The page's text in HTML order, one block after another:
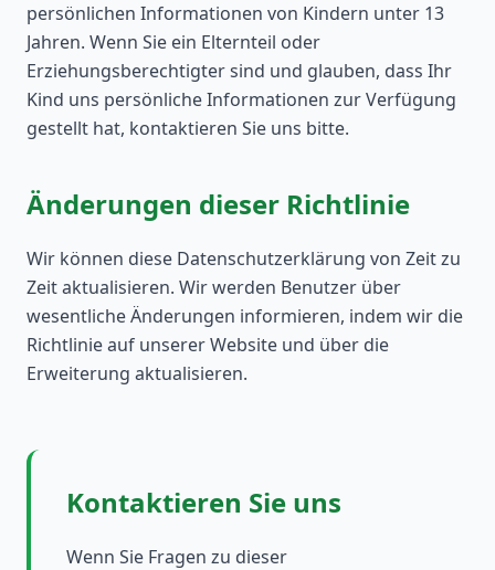
persönlichen Informationen von Kindern unter 13
Jahren. Wenn Sie ein Elternteil oder
Erziehungsberechtigter sind und glauben, dass Ihr
Kind uns persönliche Informationen zur Verfügung
gestellt hat, kontaktieren Sie uns bitte.
Änderungen dieser Richtlinie
Wir können diese Datenschutzerklärung von Zeit zu
Zeit aktualisieren. Wir werden Benutzer über
wesentliche Änderungen informieren, indem wir die
Richtlinie auf unserer Website und über die
Erweiterung aktualisieren.
Kontaktieren Sie uns
Wenn Sie Fragen zu dieser